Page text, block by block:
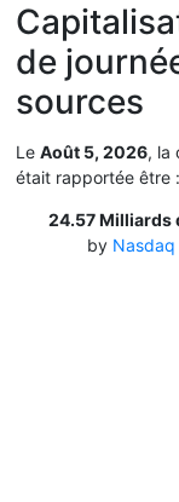
de
sources
Le Août 5, 2026, la
était rapportée être :
24.57 Milliards
by Nasdaq